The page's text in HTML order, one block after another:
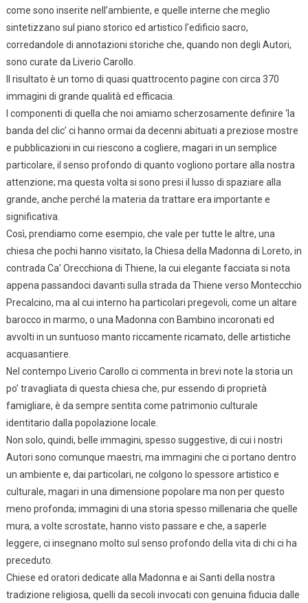
come sono inserite nell’ambiente, e quelle interne che meglio
sintetizzano sul piano storico ed artistico l’edificio sacro,
corredandole di annotazioni storiche che, quando non degli Autori,
sono curate da Liverio Carollo.
Il risultato è un tomo di quasi quattrocento pagine con circa 370
immagini di grande qualità ed efficacia.
I componenti di quella che noi amiamo scherzosamente definire ‘la
banda del clic’ ci hanno ormai da decenni abituati a preziose mostre
e pubblicazioni in cui riescono a cogliere, magari in un semplice
particolare, il senso profondo di quanto vogliono portare alla nostra
attenzione; ma questa volta si sono presi il lusso di spaziare alla
grande, anche perché la materia da trattare era importante e
significativa.
Così, prendiamo come esempio, che vale per tutte le altre, una
chiesa che pochi hanno visitato, la Chiesa della Madonna di Loreto, in
contrada Ca’ Orecchiona di Thiene, la cui elegante facciata si nota
appena passandoci davanti sulla strada da Thiene verso Montecchio
Precalcino, ma al cui interno ha particolari pregevoli, come un altare
barocco in marmo, o una Madonna con Bambino incoronati ed
avvolti in un suntuoso manto riccamente ricamato, delle artistiche
acquasantiere.
Nel contempo Liverio Carollo ci commenta in brevi note la storia un
po’ travagliata di questa chiesa che, pur essendo di proprietà
famigliare, è da sempre sentita come patrimonio culturale
identitario dalla popolazione locale.
Non solo, quindi, belle immagini, spesso suggestive, di cui i nostri
Autori sono comunque maestri, ma immagini che ci portano dentro
un ambiente e, dai particolari, ne colgono lo spessore artistico e
culturale, magari in una dimensione popolare ma non per questo
meno profonda; immagini di una storia spesso millenaria che quelle
mura, a volte scrostate, hanno visto passare e che, a saperle
leggere, ci insegnano molto sul senso profondo della vita di chi ci ha
preceduto.
Chiese ed oratori dedicate alla Madonna e ai Santi della nostra
tradizione religiosa, quelli da secoli invocati con genuina fiducia dalle